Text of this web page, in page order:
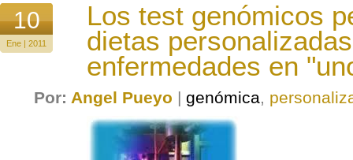
10
Ene | 2011
Los test genómicos
dietas
enfermedades en
Por: Angel Pueyo | genómica,